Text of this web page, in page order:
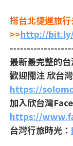
搭台北捷運旅
>>http://
最新最完整的
歡迎關注 欣台
https://
加入欣台灣
https://
台灣行旅時光：